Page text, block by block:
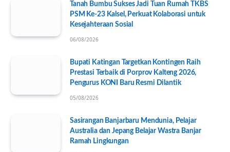
Tanah Bumbu Sukses Jadi Tuan Rumah TKBS
PSM Ke-23 Kalsel, Perkuat Kolaborasi untuk
Kesejahteraan Sosial
06/08/2026
Bupati Katingan Targetkan Kontingen Raih
Prestasi Terbaik di Porprov Kalteng 2026,
Pengurus KONI Baru Resmi Dilantik
05/08/2026
Sasirangan Banjarbaru Mendunia, Pelajar
Australia dan Jepang Belajar Wastra Banjar
Ramah Lingkungan